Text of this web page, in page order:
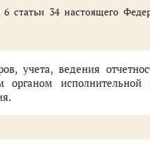
34 настоящего
учета, ведения
исполнительной